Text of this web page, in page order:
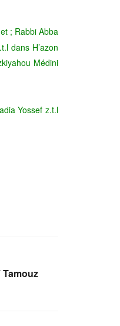
; Rabbi Abba
dans H’azon
Médini
Yossef z.t.l